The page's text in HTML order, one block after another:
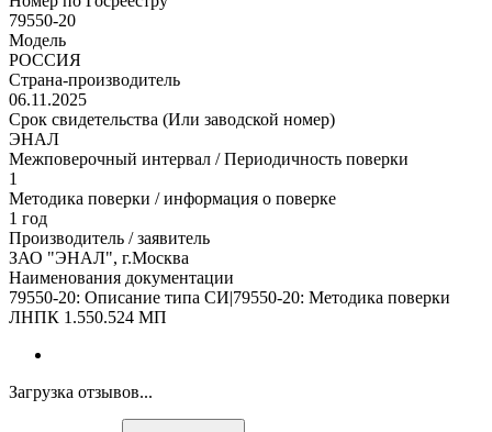
79550-20
Модель
РОССИЯ
Страна-производитель
06.11.2025
Срок свидетельства (Или заводской номер)
ЭНАЛ
Межповерочный интервал / Периодичность поверки
1
Методика поверки / информация о поверке
1 год
Производитель / заявитель
ЗАО "ЭНАЛ", г.Москва
Наименования документации
79550-20: Описание типа СИ|79550-20: Методика поверки
ЛНПК 1.550.524 МП
Загрузка отзывов...